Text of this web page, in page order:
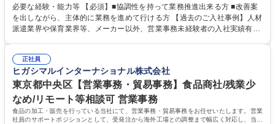
善をお任せ。 【教育制度】ご入社後、育成担当とペアになりながらOJTに
て業務を覚えていただくことが可能です。業務システムがきちんと構築さ
れているため、スムーズに仕事に慣れることができる環境です。また、
募集職種 【大阪・京都・滋賀】営業事務 ※未経験可
必要な経験・能力等 【必須】■協調性を持って業務推進出来る方 ■改善案
を出しながら、主体的に業務を進めて行ける方 【過去のご入社事例】人材
派遣業界や保育業界等、メーカー以外、営業事務未経験者の入社実績有
えて、お客様や社員の状況に合わせ、能動的なサポート、改善の動きも期
待され。組織を支えるスペシャリストとして、チームに貢献し、結果的に
社員から頼られる存在になることができます。平均19:30の退勤以降の業
務の持ち帰りも禁止されており、メリハリのある働き方となります。 学
歴・資格 学歴：大学院 大学 高専 短大 語学力： 資格：
正社員
ヒガシマルインターナショナル株式会社
東京都中央区【営業事務・貿易事務】食品商社/残業少
なめ/リモート等相談可 営業事務
食品の加工・販売を行っている当社にて、営業事務・貿易事務をお任せいたします。営業
社員のサポートポジションとして、受発注から海外工場との調整まで幅広く対応し、当社